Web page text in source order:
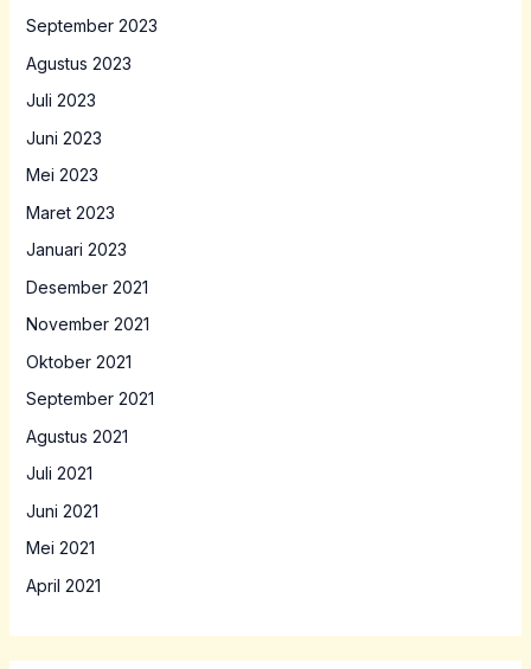
September 2023
Agustus 2023
Juli 2023
Juni 2023
Mei 2023
Maret 2023
Januari 2023
Desember 2021
November 2021
Oktober 2021
September 2021
Agustus 2021
Juli 2021
Juni 2021
Mei 2021
April 2021